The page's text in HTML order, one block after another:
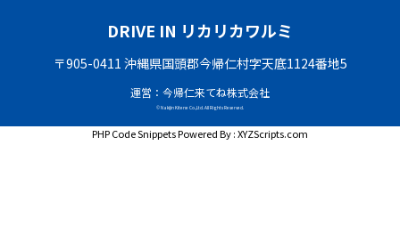
DRIVE IN リカリカワルミ
〒905-0411 沖縄県国頭郡今帰仁村字天底1124番地5
運営：今帰仁来てね株式会社
© Nakijin Kitene Co.,Ltd. All Rights Reserved.
PHP Code SnippetsPowered By :XYZScripts.com